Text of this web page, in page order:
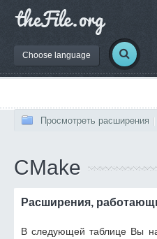
Choose language
Просмотреть расширения
CMake
Расширения,
В следующей таблице Вы